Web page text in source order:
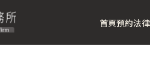
首頁預約法